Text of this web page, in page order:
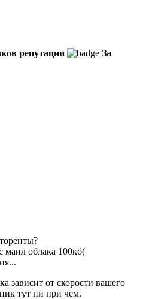
репутации
За
маил облака 100кб(
зависит от скорости вашего
тут ни при чем.